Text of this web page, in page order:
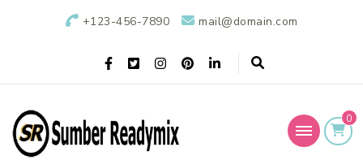
+123-456-7890 mail@domain.com
0